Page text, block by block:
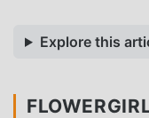
Explore this